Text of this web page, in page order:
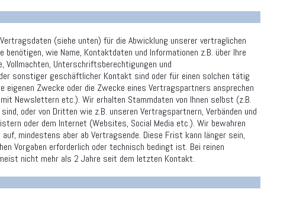
(siehe unten) für die Abwicklung unserer vertraglichen
wie Name, Kontaktdaten und Informationen z.B. über Ihre
Vollmachten, Unterschriftsberechtigungen und
sonstiger geschäftlicher Kontakt sind oder für einen solchen tätig
Zwecke oder die Zwecke eines Vertragspartners ansprechen
Newslettern etc.). Wir erhalten Stammdaten von Ihnen selbst (z.B.
oder von Dritten wie z.B. unseren Vertragspartnern, Verbänden und
oder dem Internet (Websites, Social Media etc.). Wir bewahren
mindestens aber ab Vertragsende. Diese Frist kann länger sein,
Vorgaben erforderlich oder technisch bedingt ist. Bei reinen
nicht mehr als 2 Jahre seit dem letzten Kontakt.